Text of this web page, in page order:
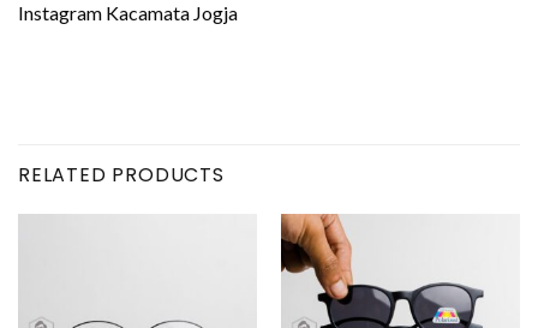
Instagram Kacamata Jogja
RELATED PRODUCTS